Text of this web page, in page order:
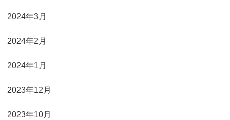
2024年3月
2024年2月
2024年1月
2023年12月
2023年10月